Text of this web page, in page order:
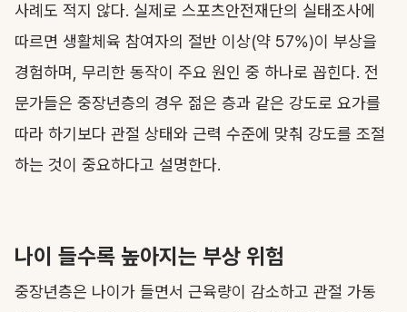
사례도 적지 않다. 실제로 스포츠안전재단의 실태조사에
따르면 생활체육 참여자의 절반 이상(약 57%)이 부상을
경험하며, 무리한 동작이 주요 원인 중 하나로 꼽힌다. 전
문가들은 중장년층의 경우 젊은 층과 같은 강도로 요가를
따라 하기보다 관절 상태와 근력 수준에 맞춰 강도를 조절
하는 것이 중요하다고 설명한다.
나이 들수록 높아지는 부상 위험
중장년층은 나이가 들면서 근육량이 감소하고 관절 가동